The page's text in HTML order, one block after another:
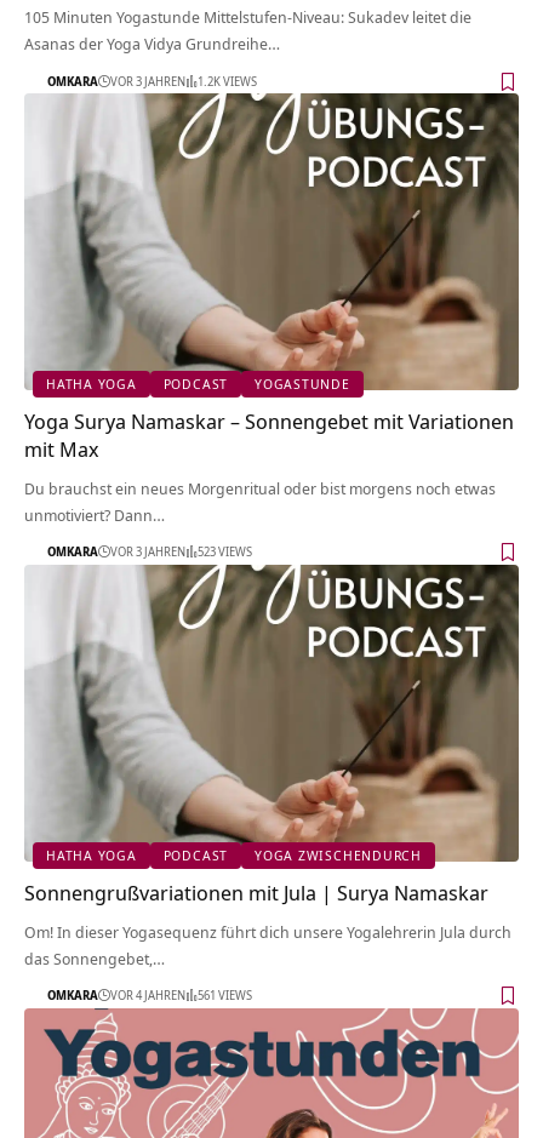
105 Minuten Yogastunde Mittelstufen-Niveau: Sukadev leitet die
Asanas der Yoga Vidya Grundreihe…
OMKARA VOR 3 JAHREN 1.2K VIEWS
HATHA YOGA PODCAST YOGASTUNDE
Yoga Surya Namaskar – Sonnengebet mit Variationen
mit Max
Du brauchst ein neues Morgenritual oder bist morgens noch etwas
unmotiviert? Dann…
OMKARA VOR 3 JAHREN 523 VIEWS
HATHA YOGA PODCAST YOGA ZWISCHENDURCH
Sonnengrußvariationen mit Jula | Surya Namaskar
Om! In dieser Yogasequenz führt dich unsere Yogalehrerin Jula durch
das Sonnengebet,…
OMKARA VOR 4 JAHREN 561 VIEWS